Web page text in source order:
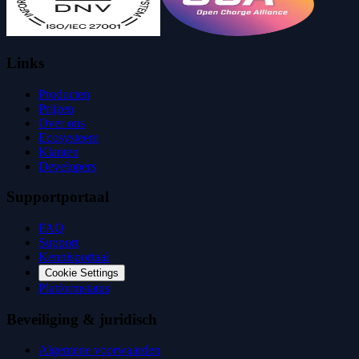
Links
Producten
Prijzen
Over ons
Ecosysteem
Klanten
Developers
Supportportaal
FAQ
Support
Kennisportaal
Cookie Settings
Platformstatus
Beveiliging & juridisch
Algemene voorwaarden